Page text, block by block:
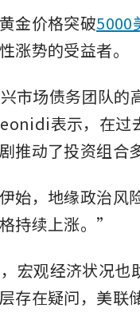
金价格突破5000
涨势的受益者。
市场债务团队的
表示，在过
推动了投资组合
始，地缘政治风
持续上涨。”
宏观经济状况也
存在疑问，美联